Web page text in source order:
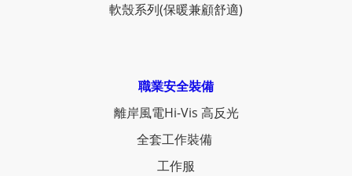
軟殼系列(保暖兼顧舒適)
職業安全裝備
離岸風電Hi-Vis 高反光
全套工作裝備
工作服